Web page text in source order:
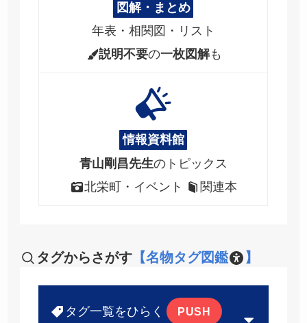
図解・まとめ
年表・相関図・リスト
説明不要の一枚図解も
情報資料館
青山剛昌先生のトピックス
北栄町・イベント
関連本
タグからさがす【名物タグ図鑑 】
タグ一覧をひらく PUSH